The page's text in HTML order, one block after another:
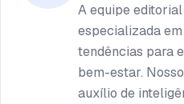
A equipe
especializada
tendências para
bem-estar.
auxílio de